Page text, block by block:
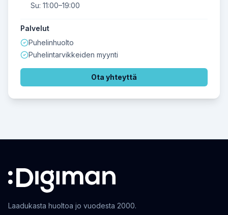
Su: 11:00–19:00
Palvelut
Puhelinhuolto
Puhelintarvikkeiden myynti
Ota yhteyttä
Laadukasta huoltoa jo vuodesta 2000.